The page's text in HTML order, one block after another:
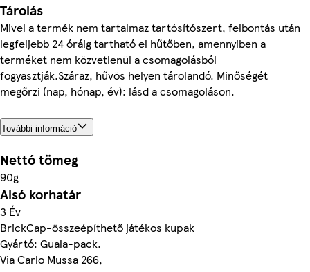
Tárolás
Mivel a termék nem tartalmaz tartósítószert, felbontás után
legfeljebb 24 óráig tartható el hűtőben, amennyiben a
terméket nem közvetlenül a csomagolásból
fogyasztják.Száraz, hűvös helyen tárolandó. Minőségét
megőrzi (nap, hónap, év): lásd a csomagoláson.
További információ
Nettó tömeg
90g
Alsó korhatár
3 Év
BrickCap-összeépíthető játékos kupak
Gyártó: Guala-pack.
Via Carlo Mussa 266,